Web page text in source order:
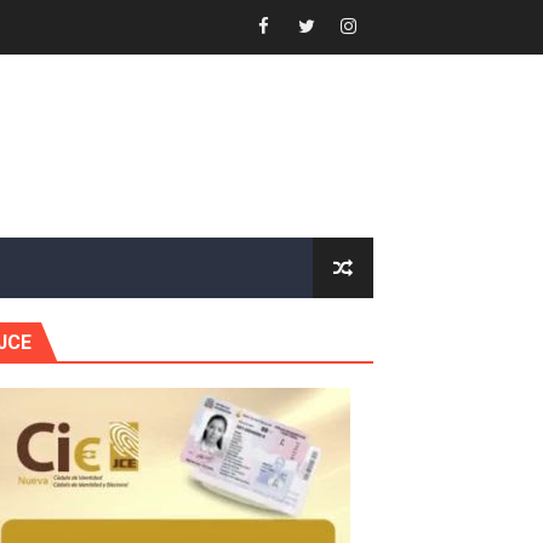
de Guaiguí: "Es ignorancia supina"
del país
por la obra vial, en cumplimiento de un
en Manabao
en lo que va de año
y Ejército RD
Justicia.